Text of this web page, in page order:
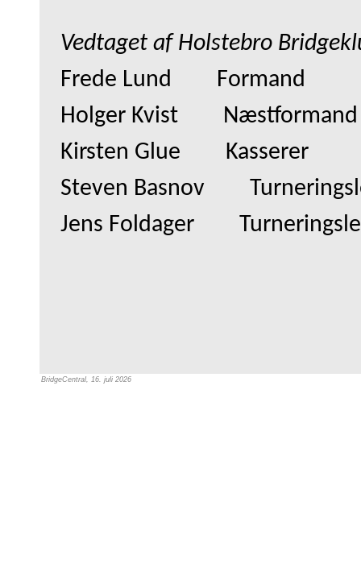
Vedtaget af Holstebro
Frede Lund
Formand
Holger Kvist
Næstformand
Kirsten Glue
Kasserer
Steven Basnov
Jens Foldager
BridgeCentral, 16. juli 2026